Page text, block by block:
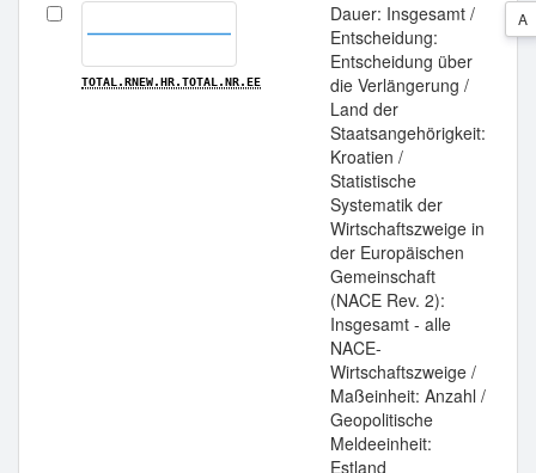
TOTAL.RNEW.HR.TOTAL.NR.EE
Dauer: Insgesamt /
Entscheidung:
Entscheidung über
die Verlängerung /
Land der
Staatsangehörigkeit:
Kroatien /
Statistische
Systematik der
Wirtschaftszweige in
der Europäischen
Gemeinschaft
(NACE Rev. 2):
Insgesamt - alle
NACE-
Wirtschaftszweige /
Maßeinheit: Anzahl /
Geopolitische
Meldeeinheit:
Estland
A